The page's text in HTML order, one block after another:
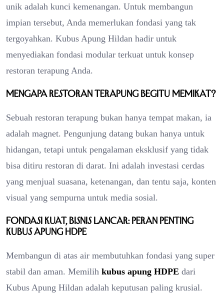
unik adalah kunci kemenangan. Untuk membangun
impian tersebut, Anda memerlukan fondasi yang tak
tergoyahkan. Kubus Apung Hildan hadir untuk
menyediakan fondasi modular terkuat untuk konsep
restoran terapung Anda.
Mengapa Restoran Terapung Begitu Memikat?
Sebuah restoran terapung bukan hanya tempat makan, ia
adalah magnet. Pengunjung datang bukan hanya untuk
hidangan, tetapi untuk pengalaman eksklusif yang tidak
bisa ditiru restoran di darat. Ini adalah investasi cerdas
yang menjual suasana, ketenangan, dan tentu saja, konten
visual yang sempurna untuk media sosial.
Fondasi Kuat, Bisnis Lancar: Peran Penting
Kubus Apung HDPE
Membangun di atas air membutuhkan fondasi yang super
stabil dan aman. Memilih kubus apung HDPE dari
Kubus Apung Hildan adalah keputusan paling krusial.